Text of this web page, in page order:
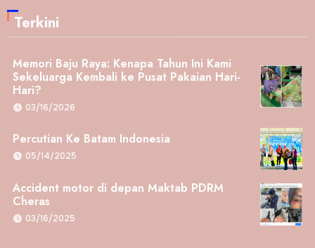
Terkini
Memori Baju Raya: Kenapa Tahun Ini Kami
Sekeluarga Kembali ke Pusat Pakaian Hari-
Hari?
03/16/2026
Percutian Ke Batam Indonesia
05/14/2025
Accident motor di depan Maktab PDRM
Cheras
03/16/2025